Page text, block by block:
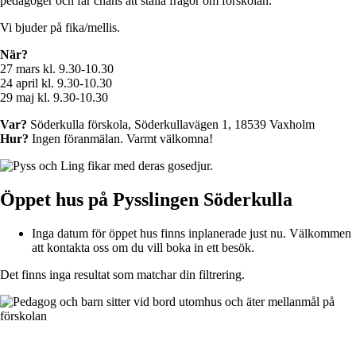
Vi bjuder på fika/mellis.
När?
27 mars kl. 9.30-10.30
24 april kl. 9.30-10.30
29 maj kl. 9.30-10.30
Var? Söderkulla förskola, Söderkullavägen 1, 18539 Vaxholm
Hur? Ingen föranmälan. Varmt välkomna!
Öppet hus på Pysslingen Söderkulla
Inga datum för öppet hus finns inplanerade just nu. Välkommen
att kontakta oss om du vill boka in ett besök.
Det finns inga resultat som matchar din filtrering.